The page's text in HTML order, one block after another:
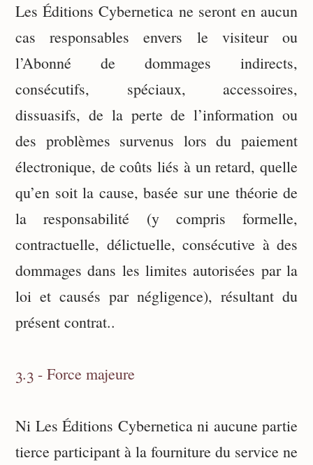
Les Éditions Cybernetica ne seront en aucun
cas responsables envers le visiteur ou
l’Abonné de dommages indirects,
consécutifs, spéciaux, accessoires,
dissuasifs, de la perte de l’information ou
des problèmes survenus lors du paiement
électronique, de coûts liés à un retard, quelle
qu’en soit la cause, basée sur une théorie de
la responsabilité (y compris formelle,
contractuelle, délictuelle, consécutive à des
dommages dans les limites autorisées par la
loi et causés par négligence), résultant du
présent contrat..
3.3 - Force majeure
Ni Les Éditions Cybernetica ni aucune partie
tierce participant à la fourniture du service ne